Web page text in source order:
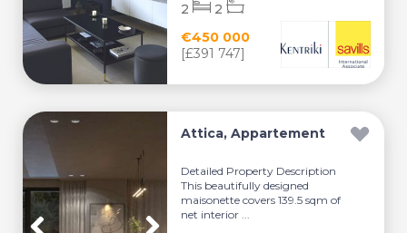
€450 000
[£391 747]
2 2
Attica, Appartement
Detailed Property Description
This beautifully designed
maisonette covers 139.5 sqm of
net interior ...